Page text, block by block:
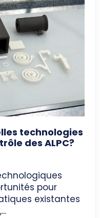
technologies
des ALPC?
pour
existantes